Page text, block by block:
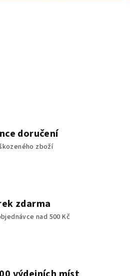
doručení
zboží
zdarma
nad 500 Kč